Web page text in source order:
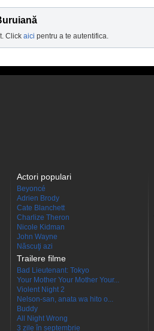
Click aici pentru a te autentifica.
Actori populari
Beyoncé
Adrien Brody
Cate Blanchett
Charlize Theron
Nicole Kidman
John Wayne
Născuţi azi
Trailere filme
Bad Lieutenant: Tokyo
Your Mother Your Mother Your...
Violent Night 2
Nelson-san, anata wa hito o...
Buddy
All Night Wrong
3 zile în septembrie